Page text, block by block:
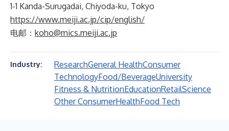
1-1 Kanda-Surugadai, Chiyoda-ku, Tokyo
https://www.meiji.ac.jp/cip/english/
电邮： koho@mics.meiji.ac.jp
Industry: ResearchGeneral HealthConsumer
TechnologyFood/BeverageUniversity
Fitness & NutritionEducationRetailScience
Other ConsumerHealthFood Tech